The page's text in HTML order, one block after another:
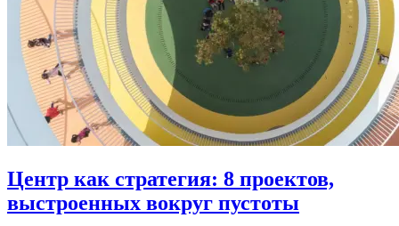
Центр как стратегия: 8 проектов,
выстроенных вокруг пустоты